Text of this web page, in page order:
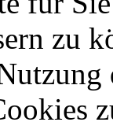
zu